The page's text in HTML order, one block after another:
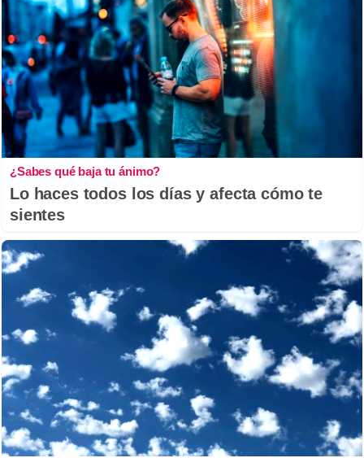
¿Sabes qué baja tu ánimo?
Lo haces todos los días y afecta cómo te
sientes